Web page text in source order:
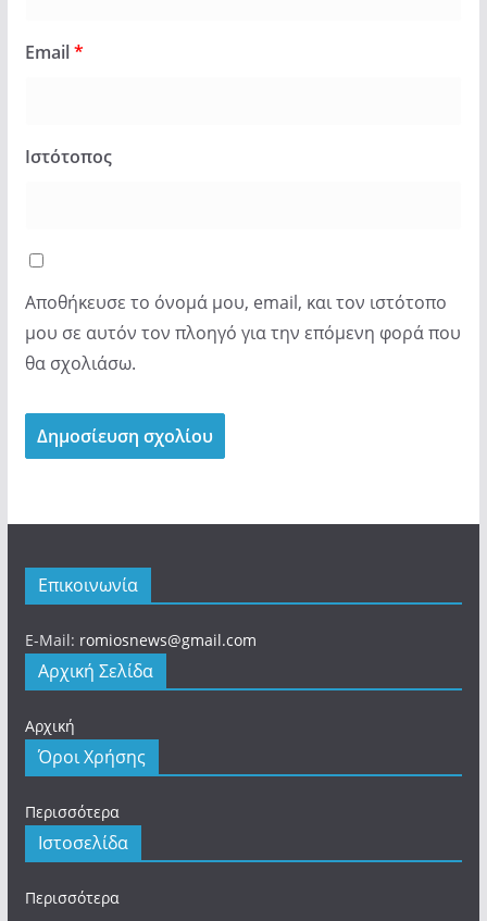
Email*
Ιστότοπος
Αποθήκευσε το όνομά μου, email, και τον ιστότοπο
μου σε αυτόν τον πλοηγό για την επόμενη φορά που
θα σχολιάσω.
Επικοινωνία
E-Mail: romiosnews@gmail.com
Αρχική Σελίδα
Αρχική
Όροι Χρήσης
Περισσότερα
Ιστοσελίδα
Περισσότερα